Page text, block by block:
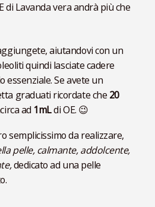
di Lavanda vera andrà più che
aiutandovi con un
quindi lasciate cadere
essenziale. Se avete un
graduati ricordate che 20
ad 1mLdi OE. 😉
semplicissimo da realizzare,
pelle, calmante, addolcente,
dedicato ad una pelle